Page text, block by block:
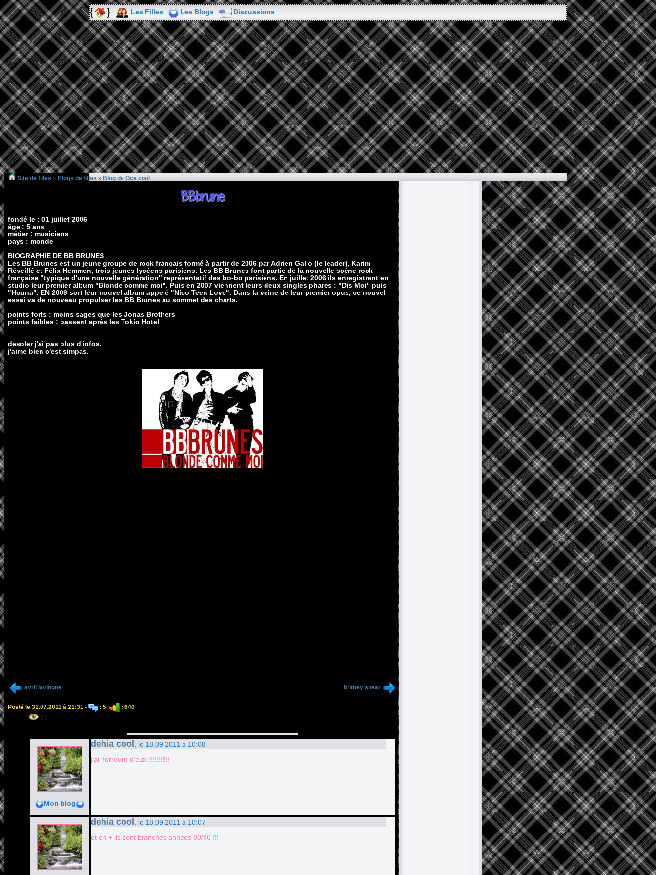
Les Filles Les Blogs Discussions
Site de filles » Blogs de filles » Blog de Oce cool
BBbrune
fondé le : 01 juillet 2006
âge : 5 ans
métier : musiciens
pays : monde
BIOGRAPHIE DE BB BRUNES
Les BB Brunes est un jeune groupe de rock français formé à partir de 2006 par Adrien Gallo (le leader), Karim
Réveillé et Félix Hemmen, trois jeunes lycéens parisiens. Les BB Brunes font partie de la nouvelle scène rock
française "typique d'une nouvelle génération" représentatif des bo-bo parisiens. En juillet 2006 ils enregistrent en
studio leur premier album "Blonde comme moi". Puis en 2007 viennent leurs deux singles phares : "Dis Moi" puis
"Houna". EN 2009 sort leur nouvel album appelé "Nico Teen Love". Dans la veine de leur premier opus, ce nouvel
essai va de nouveau propulser les BB Brunes au sommet des charts.
points forts : moins sages que les Jonas Brothers
points faibles : passent après les Tokio Hotel
desoler j'ai pas plus d'infos.
j'aime bien c'est simpas.
avril lavingne britney spear
Posté le 31.07.2011 à 21:31 - : 5
: 640
(0)
Mon blog
dehia cool
, le 18.09.2011 à 10:08
j'ai horreure d'eux !!!!!!!!!!!
dehia cool
, le 18.09.2011 à 10:07
et en + ils sont branchés années 80/90 !!!